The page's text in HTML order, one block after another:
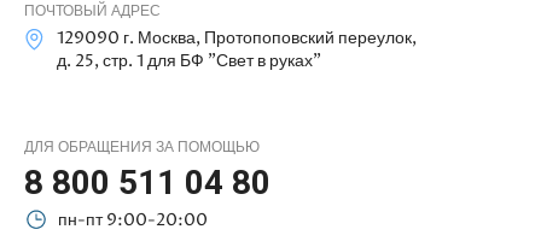
ПОЧТОВЫЙ АДРЕС
129090 г. Москва, Протопоповский переулок,
д. 25, стр. 1 для БФ "Свет в руках"
ДЛЯ ОБРАЩЕНИЯ ЗА ПОМОЩЬЮ
8 800 511 04 80
пн-пт 9:00-20:00